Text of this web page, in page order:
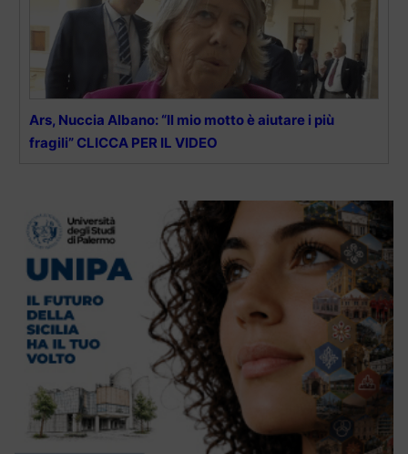
Ars, Nuccia Albano: “Il mio motto è aiutare i più
fragili” CLICCA PER IL VIDEO